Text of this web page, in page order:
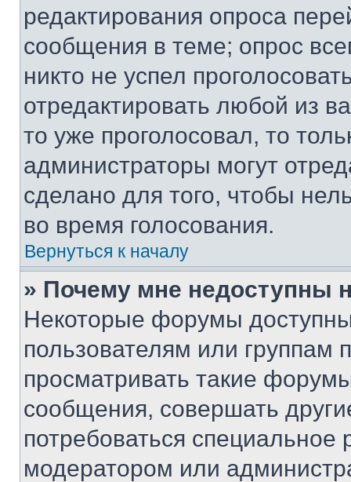
редактирования опроса
сообщения в теме; опрос
никто не успел
отредактировать любой из
то уже проголосовал, то
администраторы могут
сделано для того, чтобы
во время голосования.
Вернуться к началу
» Почему мне недоступны
Некоторые форумы
пользователям или группам
просматривать такие
сообщения, совершать
потребоваться
модератором или